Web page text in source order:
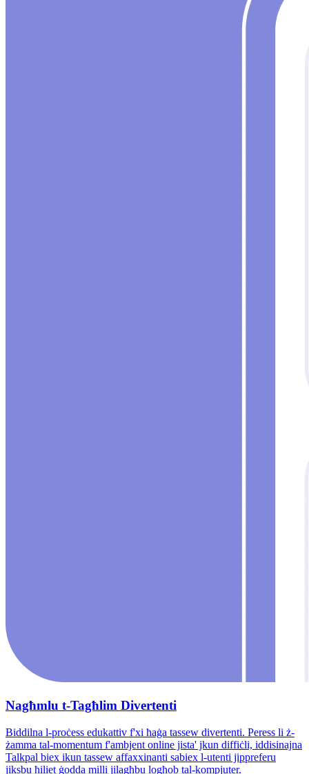
Nagħmlu t-Tagħlim Divertenti
Biddilna l-proċess edukattiv f'xi ħaġa tassew divertenti. Peress li ż-
żamma tal-momentum f'ambjent online jista' jkun diffiċli, iddisinajna
Talkpal biex ikun tassew affaxxinanti sabiex l-utenti jippreferu
jiksbu ħiliet ġodda milli jilagħbu logħob tal-kompjuter.